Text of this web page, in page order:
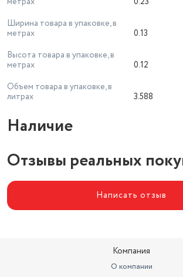
Ширина товара в упаковке, в
метрах
0.13
Высота товара в упаковке, в
метрах
0.12
Объем товара в упаковке, в
литрах
3.588
Наличие
Отзывы реальных
Написать отзыв
Компания
О компании